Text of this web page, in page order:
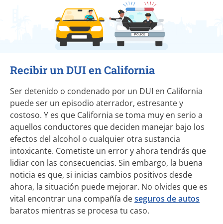
Recibir un DUI en California
Ser detenido o condenado por un DUI en California
puede ser un episodio aterrador, estresante y
costoso. Y es que California se toma muy en serio a
aquellos conductores que deciden manejar bajo los
efectos del alcohol o cualquier otra sustancia
intoxicante. Cometiste un error y ahora tendrás que
lidiar con las consecuencias. Sin embargo, la buena
noticia es que, si inicias cambios positivos desde
ahora, la situación puede mejorar. No olvides que es
vital encontrar una compañía deseguros de autos
baratos mientras se procesa tu caso.